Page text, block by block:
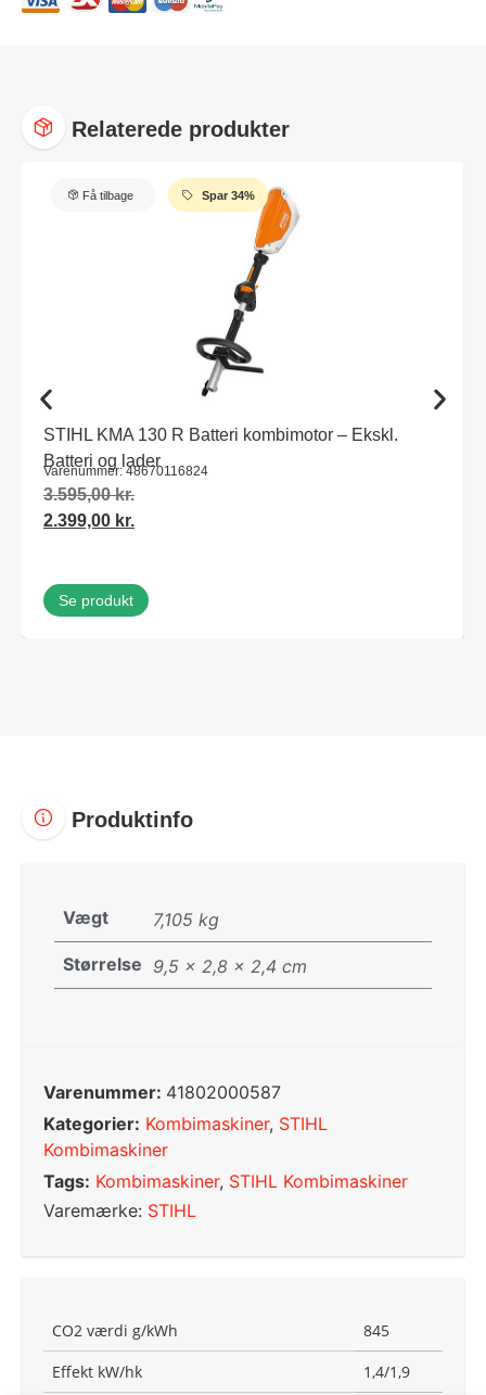
Relaterede produkter
Få tilbage Spar 34%
STIHL KMA 130 R Batteri kombimotor – Ekskl.
Batteri og lader
Varenummer: 48670116824
3.595,00kr.
2.399,00 kr.
Se produkt
Produktinfo
Vægt 7,105 kg
Størrelse 9,5 × 2,8 × 2,4 cm
Varenummer: 41802000587
Kategorier: Kombimaskiner, STIHL
Kombimaskiner
Tags: Kombimaskiner, STIHL Kombimaskiner
Varemærke: STIHL
CO2 værdi g/kWh
845
Effekt kW/hk
1,4/1,9